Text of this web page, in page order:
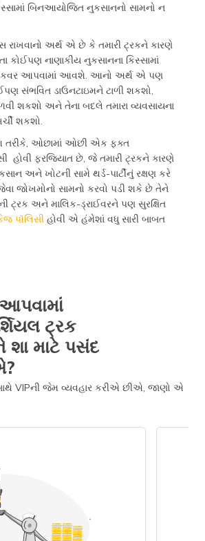
બિનઆયોજિત નુકસાનનો સામનો ન
રાખવાનો અર્થ એ છે કે તમારી ટ્રકને કારણે
કોઈપણ નાણાકીય નુકસાનના કિસ્સામાં
કવર આપવામાં આવશે. આનો અર્થ એ પણ
સંભવિત ડાઉનટાઇમને ટાળી શકશો,
શકશો અને તેના બદલે તમારા વ્યવસાયના
શકશો.
તરીકે, ઓછામાં ઓછી એક ફક્ત
હોવી ફરજિયાત છે, જે તમારી ટ્રકને કારણે
અને ખોટની સામે થર્ડ-પાર્ટીનું રક્ષણ કરે
જોખમોનો સામનો કરવો પડી શકે છે તેને
ટ્રક અને માલિક-ડ્રાઈવરને પણ સુરક્ષિત
પૉલિસી હોવી એ હંમેશાં વધુ સારી બાબત
આપવામાં
ટ્રક
શા માટે પસંદ
VIPની જેમ વ્યવહાર કરીએ છીએ, જાણો એ